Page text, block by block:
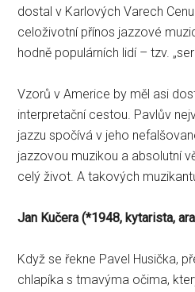
dostal v Karlových Varech
celoživotní přínos jazzové
hodně populárních lidí – tzv.
Vzorů v Americe by měl asi
interpretační cestou. Pavlův
jazzu spočívá v jeho
jazzovou muzikou a absolutní
celý život. A takových
Jan Kučera (*1948, kytarista,
Když se řekne Pavel Husička,
chlapíka s tmavýma očima,